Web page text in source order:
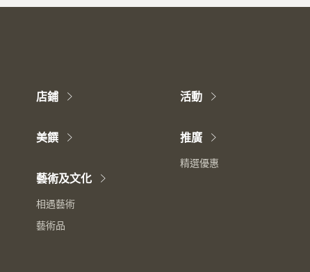
店鋪
美饌
藝術及文化
相遇藝術
藝術品
活動
推廣
精選優惠